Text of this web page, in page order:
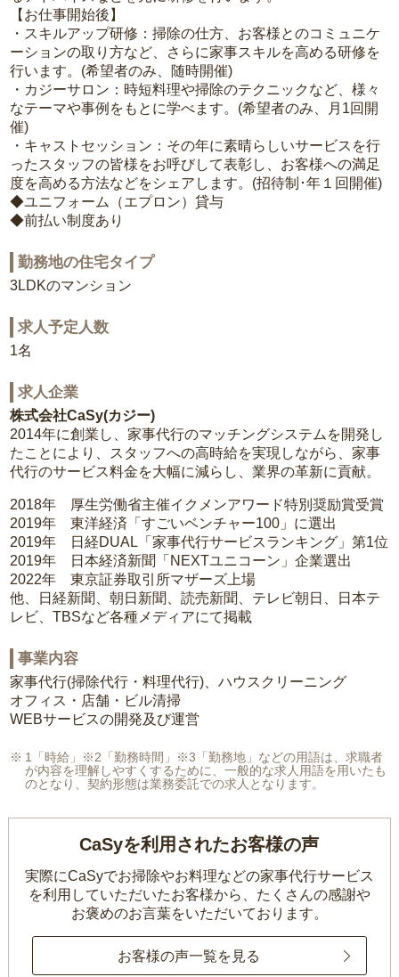
【お仕事開始後】
・スキルアップ研修：掃除の仕方、お客様とのコミュニケ
ーションの取り方など、さらに家事スキルを高める研修を
行います。(希望者のみ、随時開催)
・カジーサロン：時短料理や掃除のテクニックなど、様々
なテーマや事例をもとに学べます。(希望者のみ、月1回開
催)
・キャストセッション：その年に素晴らしいサービスを行
ったスタッフの皆様をお呼びして表彰し、お客様への満足
度を高める方法などをシェアします。(招待制･年１回開催)
◆ユニフォーム（エプロン）貸与
◆前払い制度あり
勤務地の住宅タイプ
3LDKのマンション
求人予定人数
1名
求人企業
株式会社CaSy(カジー)
2014年に創業し、家事代行のマッチングシステムを開発し
たことにより、スタッフへの高時給を実現しながら、家事
代行のサービス料金を大幅に減らし、業界の革新に貢献。
2018年 厚生労働省主催イクメンアワード特別奨励賞受賞
2019年 東洋経済「すごいベンチャー100」に選出
2019年 日経DUAL「家事代行サービスランキング」第1位
2019年 日本経済新聞「NEXTユニコーン」企業選出
2022年 東京証券取引所マザーズ上場
他、日経新聞、朝日新聞、読売新聞、テレビ朝日、日本テ
レビ、TBSなど各種メディアにて掲載
事業内容
家事代行(掃除代行・料理代行)、ハウスクリーニング
オフィス・店舗・ビル清掃
WEBサービスの開発及び運営
1「時給」※2「勤務時間」※3「勤務地」などの用語は、求職者
が内容を理解しやすくするために、一般的な求人用語を用いたも
のとなり、契約形態は業務委託での求人となります。
CaSyを利用されたお客様の声
実際にCaSyでお掃除やお料理などの家事代行サービス
を利用していただいたお客様から、 たくさんの感謝や
お褒めのお言葉をいただいております。
お客様の声一覧を見る